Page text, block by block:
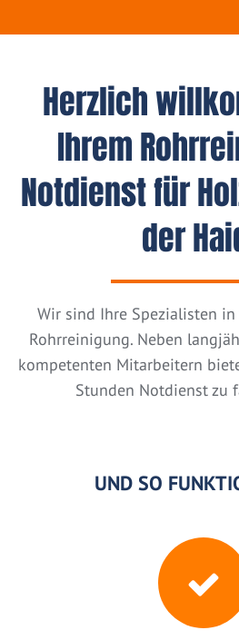
Herzlich
Ihrem
Notdienst für
der
Wir sind Ihre Spezialisten in
Rohrreinigung. Neben
kompetenten Mitarbeitern
Stunden Notdienst zu
UND SO